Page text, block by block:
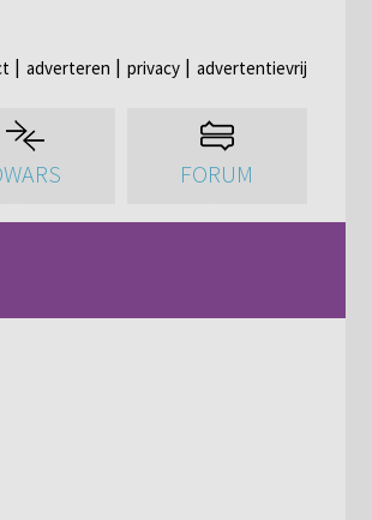
adverteren privacy advertentievrij
FORUM